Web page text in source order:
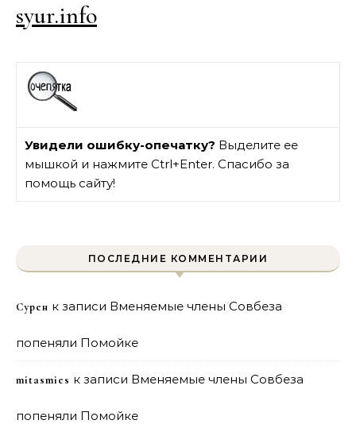
syur.info
Увидели ошибку-опечатку? Выделите ее
мышкой и нажмите Ctrl+Enter. Спасибо за
помощь сайту!
ПОСЛЕДНИЕ КОММЕНТАРИИ
Сурен к записи Вменяемые члены Совбеза
попеняли Помойке
mitasmies к записи Вменяемые члены Совбеза
попеняли Помойке